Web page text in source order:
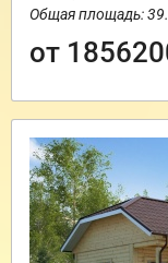
Общая площадь:
от